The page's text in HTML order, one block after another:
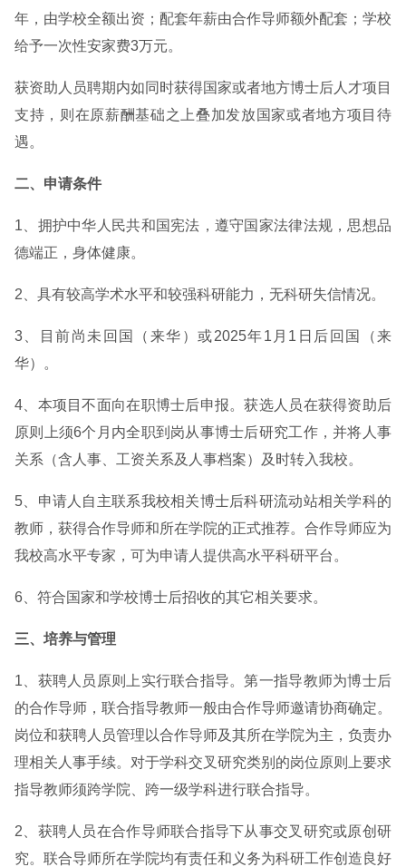
年，由学校全额出资；配套年薪由合作导师额外配套；学校
给予一次性安家费3万元。
获资助人员聘期内如同时获得国家或者地方博士后人才项目
支持，则在原薪酬基础之上叠加发放国家或者地方项目待
遇。
二、申请条件
1、拥护中华人民共和国宪法，遵守国家法律法规，思想品
德端正，身体健康。
2、具有较高学术水平和较强科研能力，无科研失信情况。
3、目前尚未回国（来华）或2025年1月1日后回国（来
华）。
4、本项目不面向在职博士后申报。获选人员在获得资助后
原则上须6个月内全职到岗从事博士后研究工作，并将人事
关系（含人事、工资关系及人事档案）及时转入我校。
5、申请人自主联系我校相关博士后科研流动站相关学科的
教师，获得合作导师和所在学院的正式推荐。合作导师应为
我校高水平专家，可为申请人提供高水平科研平台。
6、符合国家和学校博士后招收的其它相关要求。
三、培养与管理
1、获聘人员原则上实行联合指导。第一指导教师为博士后
的合作导师，联合指导教师一般由合作导师邀请协商确定。
岗位和获聘人员管理以合作导师及其所在学院为主，负责办
理相关人事手续。对于学科交叉研究类别的岗位原则上要求
指导教师须跨学院、跨一级学科进行联合指导。
2、获聘人员在合作导师联合指导下从事交叉研究或原创研
究。联合导师所在学院均有责任和义务为科研工作创造良好